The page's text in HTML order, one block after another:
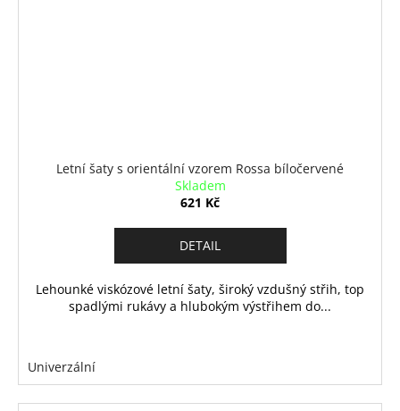
Letní šaty s orientální vzorem Rossa bíločervené
Skladem
621 Kč
DETAIL
Lehounké viskózové letní šaty, široký vzdušný střih, top
spadlými rukávy a hlubokým výstřihem do...
Univerzální